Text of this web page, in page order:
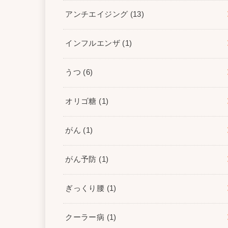
アンチエイジング (13)
インフルエンザ (1)
うつ (6)
オリゴ糖 (1)
がん (1)
がん予防 (1)
ぎっくり腰 (1)
クーラー病 (1)